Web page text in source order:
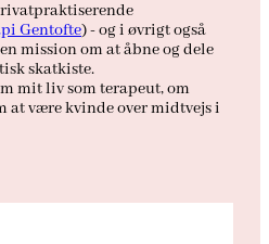
Gentofte) - og i øvrigt også
mission om at åbne og dele
skatkiste.
mit liv som terapeut, om
at være kvinde over midtvejs i